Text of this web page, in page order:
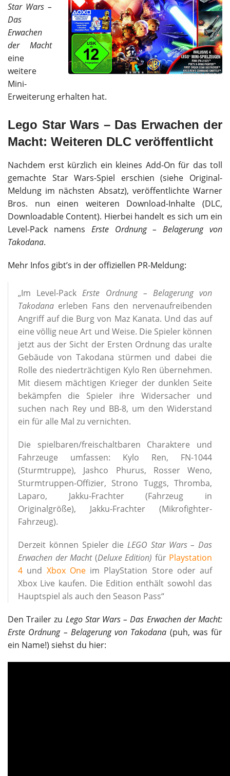
Star Wars –
Das
Erwachen
der Macht
eine
weitere
Mini-
Erweiterung erhalten hat.
Lego Star Wars – Das Erwachen der
Macht: Weiteren DLC veröffentlicht
Nachdem erst kürzlich ein kleines Add-On für das toll
gemachte Star Wars-Spiel erschien (siehe Original-
Meldung im nächsten Absatz), veröffentlichte Warner
Bros. nun einen weiteren Download-Inhalte (DLC,
Downloadable Content). Hierbei handelt es sich um ein
Level-Pack namens Erste Ordnung – Belagerung von
Takodana.
Mehr Infos gibt’s in der offiziellen PR-Meldung:
„Im Level-PackErste Ordnung – Belagerung von
Takodana erleben Fans den nervenaufreibenden
Angriff auf die Burg von Maz Kanata. Und das auf
eine völlig neue Art und Weise. Die Spieler können
jetzt aus der Sicht der Ersten Ordnung das uralte
Gebäude von Takodana stürmen und dabei die
Rolle des niederträchtigen Kylo Ren übernehmen.
Mit diesem mächtigen Krieger der dunklen Seite
bekämpfen die Spieler ihre Widersacher und
suchen nach Rey und BB-8, um den Widerstand
ein für alle Mal zu vernichten.
Die spielbaren/freischaltbaren Charaktere und
Fahrzeuge umfassen: Kylo Ren, FN-1044
(Sturmtruppe), Jashco Phurus, Rosser Weno,
Sturmtruppen-Offizier, Strono Tuggs, Thromba,
Laparo, Jakku-Frachter (Fahrzeug in
Originalgröße), Jakku-Frachter (Mikrofighter-
Fahrzeug).
Derzeit können Spieler die LEGO Star Wars – Das
Erwachen der Macht(Deluxe Edition) für Playstation
4 und Xbox Oneim PlayStation Store oder auf
Xbox Live kaufen. Die Edition enthält sowohl das
Hauptspiel als auch den Season Pass“
Den Trailer zu Lego Star Wars – Das Erwachen der Macht:
Erste Ordnung – Belagerung von Takodana (puh, was für
ein Name!) siehst du hier: